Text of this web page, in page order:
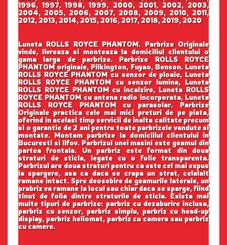
1996, 1997, 1998, 1999, 2000, 2001, 2002, 2003,
2004, 2005, 2006, 2007, 2008, 2009, 2010, 2011,
2012, 2013, 2014, 2015, 2016, 2017, 2018, 2019, 2020
Luneta ROLLS ROYCE PHANTOM. Parbrize Originale
vinde, livreaza si monteaza la domiciliul clientului o
gama larga de parbrize. Parbrize ROLLS ROYCE
PHANTOM originale, Pilkington, Fuyao, Benson. Luneta
ROLLS ROYCE PHANTOM cu senzor de ploaie, Luneta
ROLLS ROYCE PHANTOM cu senzor lumina, Luneta
ROLLS ROYCE PHANTOM cu incalzire, Luneta ROLLS
ROYCE PHANTOM cu antena radio incorporata, Luneta
ROLLS ROYCE PHANTOM cu parasolar. Parbrize
Originale practica cele mai mici preturi de pe piata,
oferind in acelasi timp servicii de inalta calitate precum
si o garantie de 2 ani pentru toate parbrizele vandute si
montate. Montam parbrize la domiciliul clientului in
Bucuresti si Ilfov. Parbrizul unei masini este geamul din
partea frontala. Un parbriz este format din doua
straturi de sticla, legate cu o folie transparenta.
Parbrizul are doua straturi pentru ca este cel mai expus
la spargere, asa ca daca se crapa un strat, celalalt
ramane intact. Spre deosebire de geamurile laterale, un
prabriz va ramane la locul sau chiar daca se sparge, fiind
tinut de folia dintre straturile de sticla. Exista mai
multe tipuri de parbrize: parbriz cu dezaburire inclusa,
parbriz cu senzor, parbriz simplu, parbriz cu head-up
display, parbriz heliomat, parbriz cu camera sau parbriz
cu camere.